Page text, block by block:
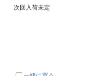
次回入荷未定